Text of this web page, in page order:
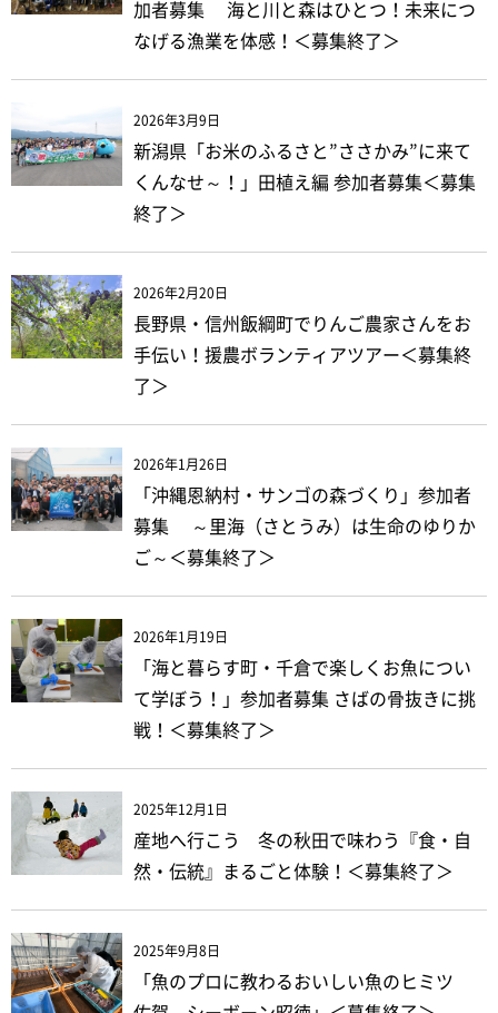
加者募集 海と川と森はひとつ！未来につ
なげる漁業を体感！＜募集終了＞
2026年3月9日
新潟県「お米のふるさと”ささかみ”に来て
くんなせ～！」田植え編 参加者募集＜募集
終了＞
2026年2月20日
長野県・信州飯綱町でりんご農家さんをお
手伝い！援農ボランティアツアー＜募集終
了＞
2026年1月26日
「沖縄恩納村・サンゴの森づくり」参加者
募集 ～里海（さとうみ）は生命のゆりか
ご～＜募集終了＞
2026年1月19日
「海と暮らす町・千倉で楽しくお魚につい
て学ぼう！」参加者募集 さばの骨抜きに挑
戦！＜募集終了＞
2025年12月1日
産地へ行こう 冬の秋田で味わう『食・自
然・伝統』まるごと体験！＜募集終了＞
2025年9月8日
「魚のプロに教わるおいしい魚のヒミツ